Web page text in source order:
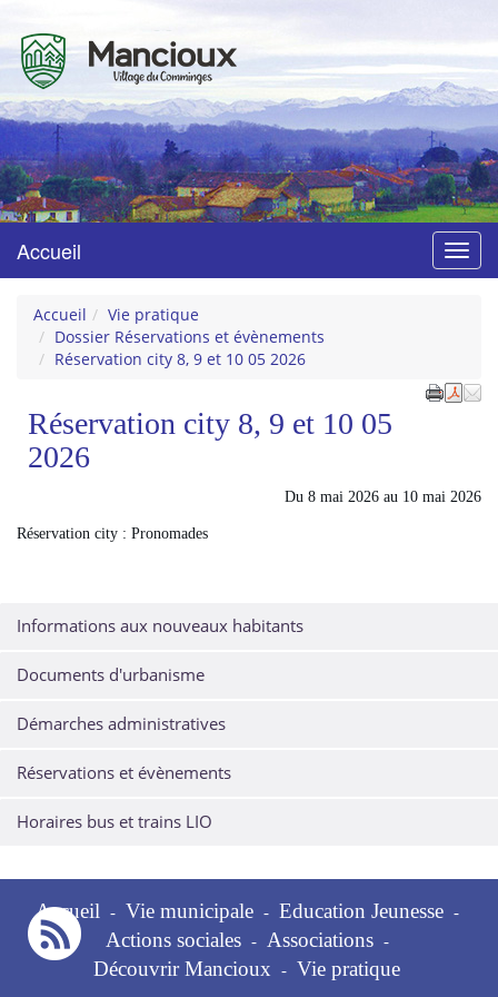
Mancioux
Village du Comminges
Menu
Accueil
Accueil
Vie pratique
Dossier Réservations et évènements
Réservation city 8, 9 et 10 05 2026
Réservation city 8, 9 et 10 05
2026
Du 8 mai 2026 au 10 mai 2026
Réservation city : Pronomades
Informations aux nouveaux habitants
Documents d'urbanisme
Démarches administratives
Réservations et évènements
Horaires bus et trains LIO
Accueil - Vie municipale - Education Jeunesse -
Actions sociales - Associations -
Découvrir Mancioux - Vie pratique